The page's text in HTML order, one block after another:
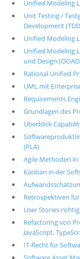
Unified Modeling
Unit Testing /
Development
Unified Modeling
Unified Modeling
und Design
Rational Unified
UML mit
Requirements
Grundlagen des
Überblick
(PLA)
Agile Methoden
Kanban in der
Retrospektiven
User Stories
Refactoring von
JavaScript,
IT-Recht für